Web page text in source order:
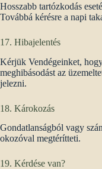
Hosszabb tartózkodás
Továbbá kérésre a napi
17. Hibajelentés
Kérjük Vendégeinket,
meghibásodást az
jelezni.
18. Károkozás
Gondatlanságból vagy
okozóval megtérítteti.
19. Kérdése van?